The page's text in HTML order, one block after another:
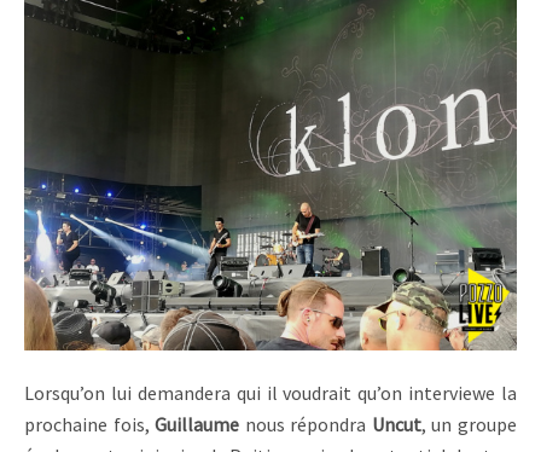
Lorsqu’on lui demandera qui il voudrait qu’on interviewe la
prochaine fois,Guillaume nous répondra Uncut, un groupe